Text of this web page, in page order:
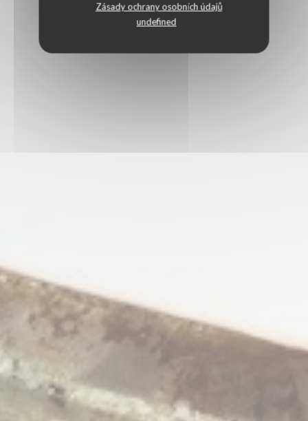
Zásady ochrany osobních údajů
undefined